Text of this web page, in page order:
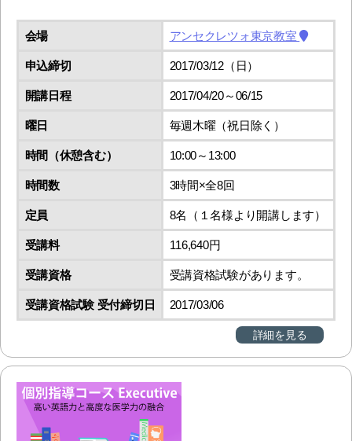
会場 アンセクレツォ東京教室
申込締切 2017/03/12（日）
開講日程 2017/04/20～06/15
曜日 毎週木曜（祝日除く）
時間（休憩含む） 10:00～13:00
時間数 3時間×全8回
定員 8名（１名様より開講します）
受講料 116,640円
受講資格 受講資格試験があります。
受講資格試験 受付締切日 2017/03/06
詳細を見る